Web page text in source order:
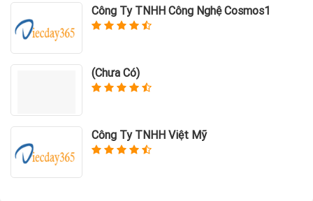
Công Ty TNHH Công Nghệ Cosmos1
(Chưa Có)
Công Ty TNHH Việt Mỹ